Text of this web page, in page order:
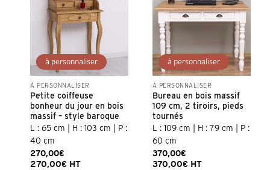
Ajouter à la
liste d’envies
À PERSONNALISER
Petite coiffeuse
bonheur du jour en bois
massif – style baroque
L : 65 cm | H : 103 cm | P :
40 cm
270,00€
270,00€ HT
Ajouter à la
À PERSONNALISER
Bureau en bois massif
109 cm, 2 tiroirs, pieds
tournés
L : 109 cm | H : 79 cm | P :
60 cm
370,00€
370,00€ HT